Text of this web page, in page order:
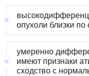
опухоли близки
умеренно
имеют признаки
сходство с